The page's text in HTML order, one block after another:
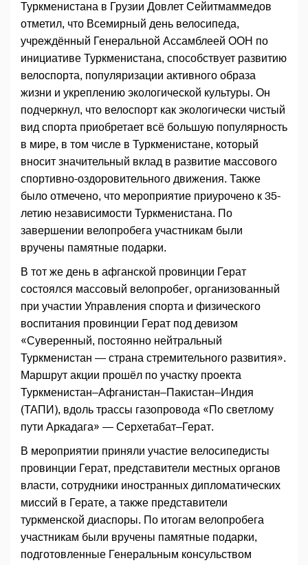
Туркменистана в Грузии Довлет Сейитмаммедов
отметил, что Всемирный день велосипеда,
учреждённый Генеральной Ассамблеей ООН по
инициативе Туркменистана, способствует развитию
велоспорта, популяризации активного образа
жизни и укреплению экологической культуры. Он
подчеркнул, что велоспорт как экологически чистый
вид спорта приобретает всё большую популярность
в мире, в том числе в Туркменистане, который
вносит значительный вклад в развитие массового
спортивно-оздоровительного движения. Также
было отмечено, что мероприятие приурочено к 35-
летию независимости Туркменистана. По
завершении велопробега участникам были
вручены памятные подарки.
В тот же день в афганской провинции Герат
состоялся массовый велопробег, организованный
при участии Управления спорта и физического
воспитания провинции Герат под девизом
«Суверенный, постоянно нейтральный
Туркменистан — страна стремительного развития».
Маршрут акции прошёл по участку проекта
Туркменистан–Афганистан–Пакистан–Индия
(ТАПИ), вдоль трассы газопровода «По светлому
пути Аркадага» — Серхетабат–Герат.
В мероприятии приняли участие велосипедисты
провинции Герат, представители местных органов
власти, сотрудники иностранных дипломатических
миссий в Герате, а также представители
туркменской диаспоры. По итогам велопробега
участникам были вручены памятные подарки,
подготовленные Генеральным консульством